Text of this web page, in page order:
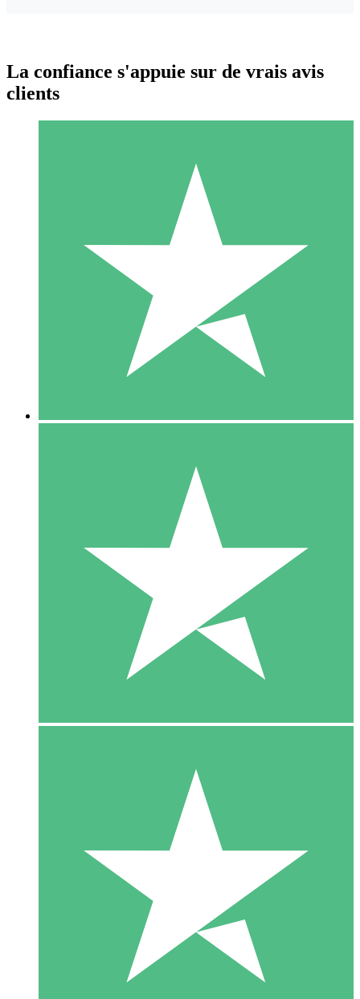
Packs de Crédits Individuels
Payez à l'utilisation avec des crédits de téléchargement. Sans
1 Téléchargement
10 00
10 Téléchargements
20 00
La confiance s'appuie sur de vrais avis
clients